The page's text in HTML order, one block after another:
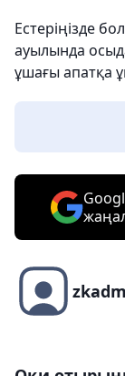
Естеріңізде
ауылында
ұшағы апатқа
zkadm